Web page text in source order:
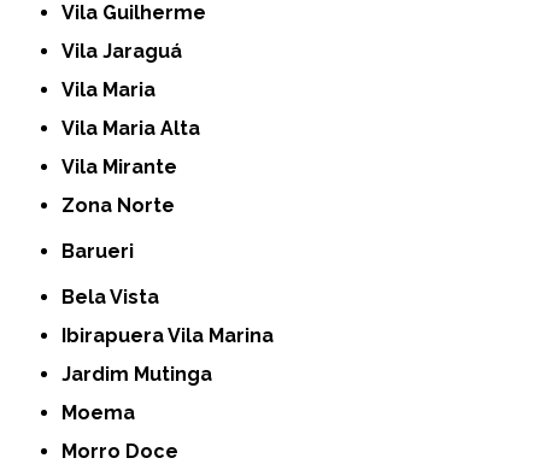
Vila Guilherme
Vila Jaraguá
Vila Maria
Vila Maria Alta
Vila Mirante
Zona Norte
Barueri
Bela Vista
Ibirapuera Vila Marina
Jardim Mutinga
Moema
Morro Doce